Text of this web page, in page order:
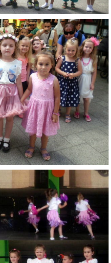
ZVEDAVÁ KUKUČKA
ČINNOSTI